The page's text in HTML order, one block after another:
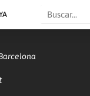
Search